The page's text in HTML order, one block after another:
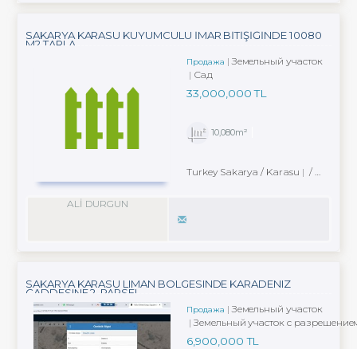
SAKARYA KARASU KUYUMCULU İMAR BİTİŞİĞİNDE 10080
M2 TARLA
Продажа
Земельный участок
Сад
33,000,000 TL
10,080m²
Turkey Sakarya / Karasu / Kuyumculu Köyü
ALİ DURGUN
SAKARYA KARASU LIMAN BÖLGESINDE KARADENIZ
CADDESINE 2. PARSEL
Продажа
Земельный участок
Земельный участок с
6,900,000 TL